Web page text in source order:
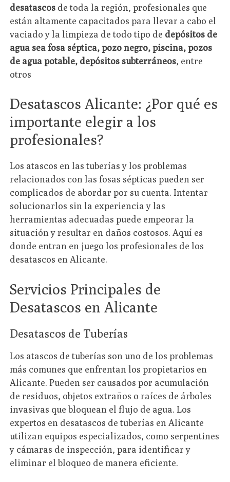
desatascos de toda la región, profesionales que
están altamente capacitados para llevar a cabo el
vaciado y la limpieza de todo tipo de depósitos de
agua sea fosa séptica, pozo negro, piscina, pozos
de agua potable, depósitos subterráneos, entre
otros
Desatascos Alicante: ¿Por qué es
importante elegir a los
profesionales?
Los atascos en las tuberías y los problemas
relacionados con las fosas sépticas pueden ser
complicados de abordar por su cuenta. Intentar
solucionarlos sin la experiencia y las
herramientas adecuadas puede empeorar la
situación y resultar en daños costosos. Aquí es
donde entran en juego los profesionales de los
desatascos en Alicante.
Servicios Principales de
Desatascos en Alicante
Desatascos de Tuberías
Los atascos de tuberías son uno de los problemas
más comunes que enfrentan los propietarios en
Alicante. Pueden ser causados por acumulación
de residuos, objetos extraños o raíces de árboles
invasivas que bloquean el flujo de agua. Los
expertos en desatascos de tuberías en Alicante
utilizan equipos especializados, como serpentines
y cámaras de inspección, para identificar y
eliminar el bloqueo de manera eficiente.